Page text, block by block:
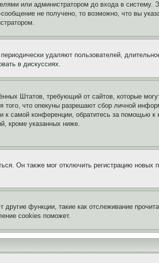
или администратором до входа в систему.
не получено, то возможно, что вы
удаляют пользователей,
в дискуссиях.
Штатов, требующий от сайтов, которые
того, что опекуны разрешают сбор личной
самой конференции, обратитесь за помощью к
кроме указанных ниже.
Он также мог отключить регистрацию новых
функции, такие как отслеживание
cookies поможет.